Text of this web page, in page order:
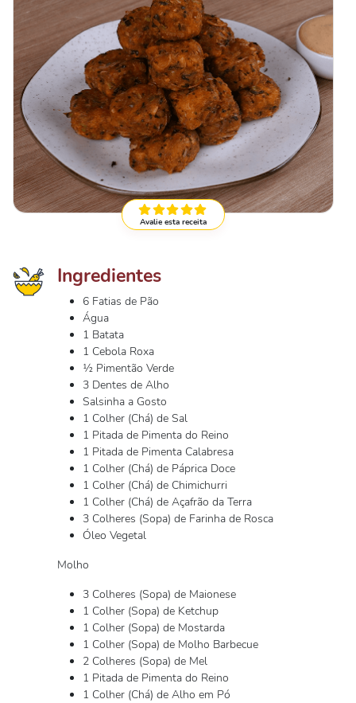
Avalie esta receita
Ingredientes
6 Fatias de Pão
Água
1 Batata
1 Cebola Roxa
½ Pimentão Verde
3 Dentes de Alho
Salsinha a Gosto
1 Colher (Chá) de Sal
1 Pitada de Pimenta do Reino
1 Pitada de Pimenta Calabresa
1 Colher (Chá) de Páprica Doce
1 Colher (Chá) de Chimichurri
1 Colher (Chá) de Açafrão da Terra
3 Colheres (Sopa) de Farinha de Rosca
Óleo Vegetal
Molho
3 Colheres (Sopa) de Maionese
1 Colher (Sopa) de Ketchup
1 Colher (Sopa) de Mostarda
1 Colher (Sopa) de Molho Barbecue
2 Colheres (Sopa) de Mel
1 Pitada de Pimenta do Reino
1 Colher (Chá) de Alho em Pó